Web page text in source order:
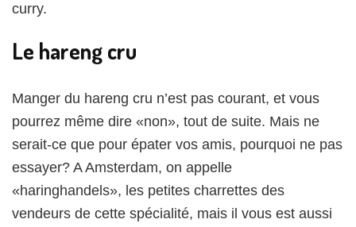
curry.
Le hareng cru
Manger du hareng cru n’est pas courant, et vous
pourrez même dire «non», tout de suite. Mais ne
serait-ce que pour épater vos amis, pourquoi ne pas
essayer? A Amsterdam, on appelle
«haringhandels», les petites charrettes des
vendeurs de cette spécialité, mais il vous est aussi